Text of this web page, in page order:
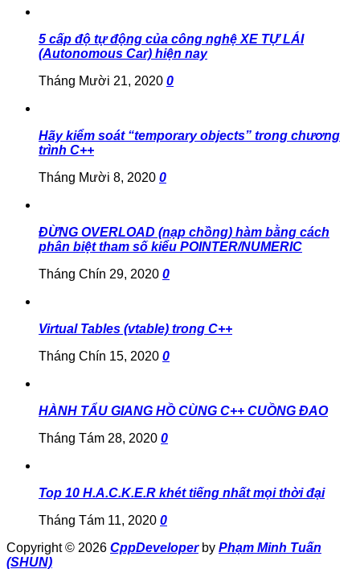
5 cấp độ tự động của công nghệ XE TỰ LÁI
(Autonomous Car) hiện nay
Tháng Mười 21, 2020 0
Hãy kiểm soát “temporary objects” trong chương
trình C++
Tháng Mười 8, 2020 0
ĐỪNG OVERLOAD (nạp chồng) hàm bằng cách
phân biệt tham số kiểu POINTER/NUMERIC
Tháng Chín 29, 2020 0
Virtual Tables (vtable) trong C++
Tháng Chín 15, 2020 0
HÀNH TẨU GIANG HỒ CÙNG C++ CUỒNG ĐAO
Tháng Tám 28, 2020 0
Top 10 H.A.C.K.E.R khét tiếng nhất mọi thời đại
Tháng Tám 11, 2020 0
Copyright © 2026 CppDeveloperby Phạm Minh Tuấn
(SHUN)